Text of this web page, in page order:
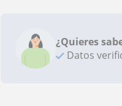
¿Quieres
Datos